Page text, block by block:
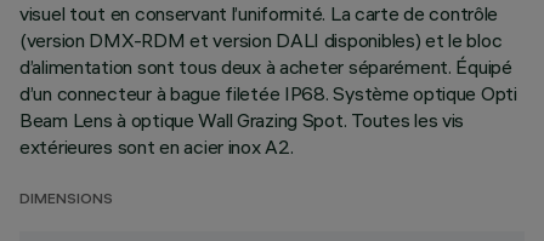
visuel tout en conservant l’uniformité. La carte de contrôle
(version DMX-RDM et version DALI disponibles) et le bloc
d’alimentation sont tous deux à acheter séparément. Équipé
d’un connecteur à bague filetée IP68. Système optique Opti
Beam Lens à optique Wall Grazing Spot. Toutes les vis
extérieures sont en acier inox A2.
DIMENSIONS